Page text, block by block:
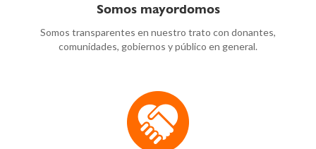
Somos mayordomos
Somos transparentes en nuestro trato con donantes,
comunidades, gobiernos y público en general.